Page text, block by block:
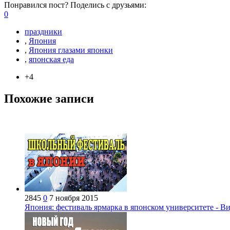
Понравился пост? Поделись с друзьями:
0
праздники
, Япония
, Япония глазами японки
, японская еда
+4
Похожие записи
2845 0 7 ноября 2015
Япония: фестиваль ярмарка в японском университете -